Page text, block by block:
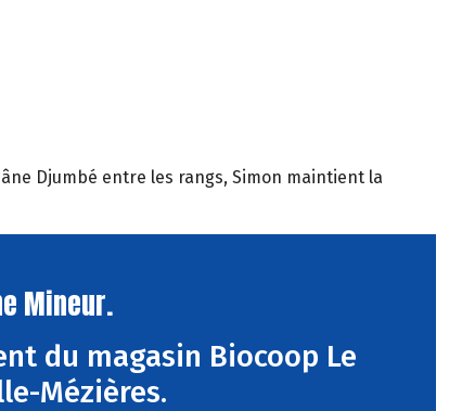
Djumbé entre les rangs, Simon maintient la
Mineur.
du magasin Biocoop Le
Mézières.